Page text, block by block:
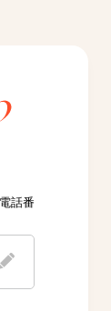
話番